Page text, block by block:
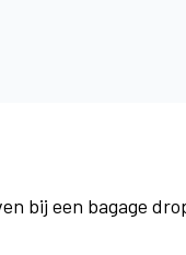
bij een bagage